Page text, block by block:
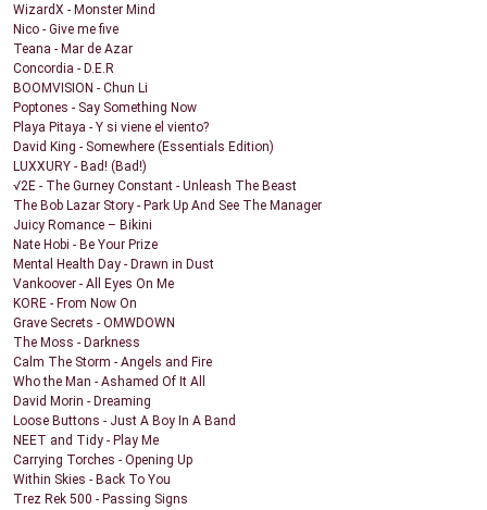
WizardX - Monster Mind
Nico - Give me five
Teana - Mar de Azar
Concordia - D.E.R
BOOMVISION - Chun Li
Poptones - Say Something Now
Playa Pitaya - Y si viene el viento?
David King - Somewhere (Essentials Edition)
LUXXURY - Bad! (Bad!)
√2E - The Gurney Constant - Unleash The Beast
The Bob Lazar Story - Park Up And See The Manager
Juicy Romance – Bikini
Nate Hobi - Be Your Prize
Mental Health Day - Drawn in Dust
Vankoover - All Eyes On Me
KORE - From Now On
Grave Secrets - OMWDOWN
The Moss - Darkness
Calm The Storm - Angels and Fire
Who the Man - Ashamed Of It All
David Morin - Dreaming
Loose Buttons - Just A Boy In A Band
NEET and Tidy - Play Me
Carrying Torches - Opening Up
Within Skies - Back To You
Trez Rek 500 - Passing Signs